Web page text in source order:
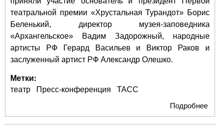
театральной премии «Хрустальная Турандот» Борис
Беленький, директор музея-заповедника
«Архангельское» Вадим Задорожный, народные
артисты РФ Герард Васильев и Виктор Раков и
заслуженный артист РФ Александр Олешко.
Метки:
театр Пресс-конференция
ТАСС
Подробнее